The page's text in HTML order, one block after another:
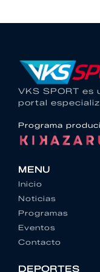
VKS SPORT es
portal
Programa
MENU
Inicio
Noticias
Programas
Eventos
Contacto
DEPORTES